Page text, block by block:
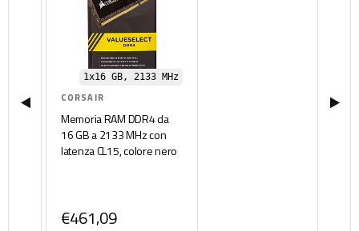
1x16 GB, 2133 MHz
CORSAIR
Memoria RAM DDR4 da
16 GB a 2133 MHz con
latenza CL15, colore nero
€461,09